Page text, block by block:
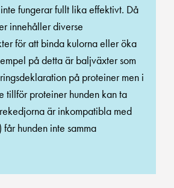
fungerar fullt lika effektivt. Då
innehåller diverse
för att binda kulorna eller öka
på detta är baljväxter som
på proteiner men i
tillför proteiner hunden kan ta
är inkompatibla med
får hunden inte samma